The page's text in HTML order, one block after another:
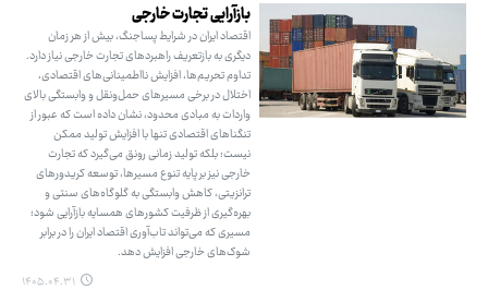
بازآرایی تجارت خارجی
اقتصاد ایران در شرایط پساجنگ، بیش از هر زمان
دیگری به بازتعریف راهبردهای تجارت خارجی نیاز دارد.
تداوم تحریم‌ها، افزایش نااطمینانی‌های اقتصادی،
اختلال در برخی مسیرهای حمل‌ونقل و وابستگی بالای
واردات به مبادی محدود، نشان داده است که عبور از
تنگناهای اقتصادی تنها با افزایش تولید ممکن
نیست؛ بلکه تولید زمانی رونق می‌گیرد که تجارت
خارجی نیز بر پایه تنوع مسیرها، توسعه کریدورهای
ترانزیتی، کاهش وابستگی به گلوگاه‌های سنتی و
بهره‌گیری از ظرفیت کشورهای همسایه بازآرایی شود؛
مسیری که می‌تواند تاب‌آوری اقتصاد ایران را در برابر
شوک‌های خارجی افزایش دهد.
۱۴۰۵.۰۴.۳۱